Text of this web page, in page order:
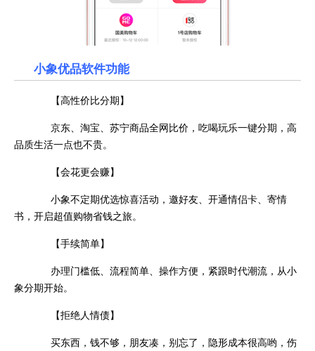
小象优品软件功能
【高性价比分期】
京东、淘宝、苏宁商品全网比价，吃喝玩乐一键分期，高
品质生活一点也不贵。
【会花更会赚】
小象不定期优选惊喜活动，邀好友、开通情侣卡、寄情
书，开启超值购物省钱之旅。
【手续简单】
办理门槛低、流程简单、操作方便，紧跟时代潮流，从小
象分期开始。
【拒绝人情债】
买东西，钱不够，朋友凑，别忘了，隐形成本很高哟，伤